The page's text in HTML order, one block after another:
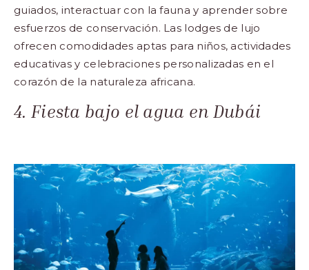
guiados, interactuar con la fauna y aprender sobre
esfuerzos de conservación. Las lodges de lujo
ofrecen comodidades aptas para niños, actividades
educativas y celebraciones personalizadas en el
corazón de la naturaleza africana.
4. Fiesta bajo el agua en Dubái